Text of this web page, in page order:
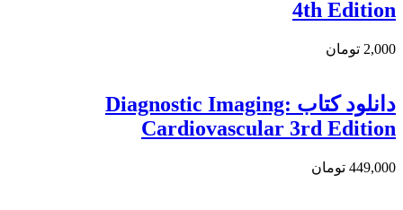
4th Edition
2,000 تومان
دانلود كتاب Diagnostic Imaging:
Cardiovascular 3rd Edition
449,000 تومان